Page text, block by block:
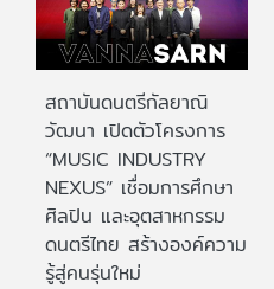
สถาบันดนตรีกัลยาณิ
วัฒนา เปิดตัวโครงการ
“MUSIC INDUSTRY
NEXUS” เชื่อมการศึกษา
ศิลปิน และอุตสาหกรรม
ดนตรีไทย สร้างองค์ความ
รู้สู่คนรุ่นใหม่